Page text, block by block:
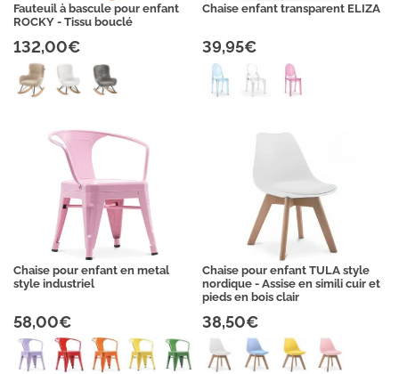
Fauteuil à bascule pour enfant
ROCKY - Tissu bouclé
132,00€
Chaise enfant transparent ELIZA
39,95€
Chaise pour enfant en metal
style industriel
58,00€
Chaise pour enfant TULA style
nordique - Assise en simili cuir et
pieds en bois clair
38,50€